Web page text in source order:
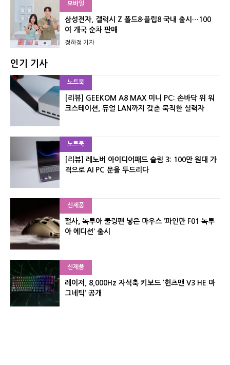
모바일
삼성전자, 갤럭시 Z 폴드8·플립8 국내 출시…100
여 개국 순차 판매
정하정 기자
인기 기사
노트북
[리뷰] GEEKOM A8 MAX 미니 PC: 손바닥 위 워
크스테이션, 듀얼 LAN까지 갖춘 묵직한 실력자
노트북
[리뷰] 레노버 아이디어패드 슬림 3: 100만 원대 가
격으로 AI PC 문을 두드리다
신제품
펄사, 녹투아 쿨링팬 넣은 마우스 ‘파인만 F01 녹투
아 에디션’ 출시
신제품
레이저, 8,000Hz 자석축 키보드 ‘헌츠맨 V3 HE 마
그네틱’ 공개